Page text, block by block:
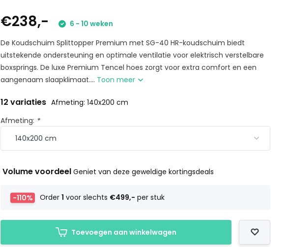
€238,-
6 - 10 weken
De Koudschuim Splittopper Premium met SG-40 HR-koudschuim biedt
uitstekende ondersteuning en optimale ventilatie voor elektrisch verstelbare
boxsprings. De luxe Premium Tencel hoes zorgt voor extra comfort en een
aangenaam slaapklimaat.... Toon meer
12 variaties Afmeting: 140x200 cm
Afmeting: *
Volume voordeelGeniet van deze geweldige kortingsdeals
-110% Order1 voor slechts €499,- per stuk
Toevoegen aan winkelwagen